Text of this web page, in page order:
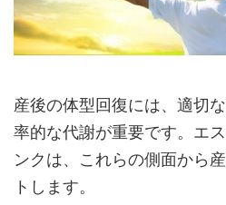
産後の体型回復には、適切
率的な代謝が重要です。エ
ンクは、これらの側面から
トします。